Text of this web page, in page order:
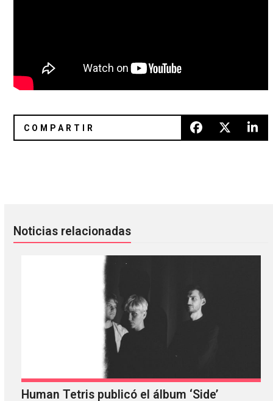
Noticias relacionadas
Human Tetris publicó el álbum ‘Side’